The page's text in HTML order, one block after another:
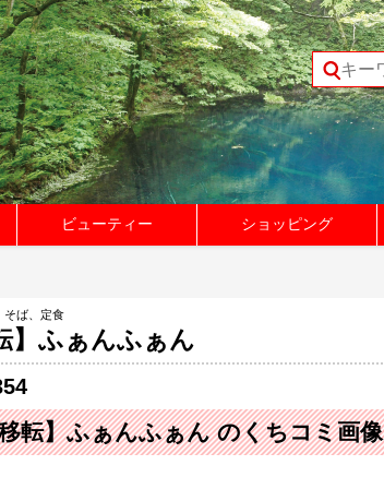
ビューティー ショッピング
そば、定食
】ふぁんふぁん
転】ふぁんふぁん のくちコミ画像